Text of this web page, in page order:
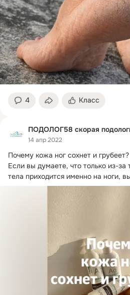
4 Класс
ПОДОЛОГ58 скорая
14 апр 2022
Почему кожа ног сохнет и грубеет?
Если вы думаете, что только из-за
тела приходится именно на ноги,